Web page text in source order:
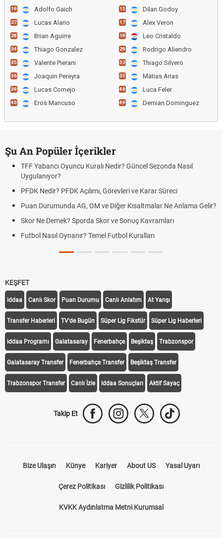
19 Adolfo Gaich
27 Lucas Alario
28 Brian Aguirre
34 Thiago Gonzalez
35 Valente Pierani
36 Joaquin Pereyra
39 Lucas Cornejo
40 Eros Mancuso
15 Dilan Godoy
17 Alex Veron
19 Leo Cristaldo
29 Rodrigo Aliendro
32 Thiago Silvero
35 Matias Arias
48 Luca Feler
49 Demian Dominguez
Şu An Popüler İçerikler
TFF Yabancı Oyuncu Kuralı Nedir? Güncel Sezonda Nasıl
Uygulanıyor?
PFDK Nedir? PFDK Açılımı, Görevleri ve Karar Süreci
Puan Durumunda AG, OM ve Diğer Kısaltmalar Ne Anlama Gelir?
Skor Ne Demek? Sporda Skor ve Sonuç Kavramları
Futbol Nasıl Oynanır? Temel Futbol Kuralları
KEŞFET
iddaa Canlı Skor Puan Durumu Canlı Anlatım At Yarışı
Transfer Haberleri TV'de Bugün Süper Lig Fikstür Süper Lig Haberleri
iddaa Programı Galatasaray Fenerbahçe Beşiktaş Trabzonspor
Galatasaray Transfer Fenerbahçe Transfer Beşiktaş Transfer
Trabzonspor Transfer Canlı İzle iddaa Sonuçları Aktif Sayaç
Takip Et
Bize Ulaşın Künye Kariyer About US Yasal Uyarı
Çerez Politikası Gizlilik Politikası
KVKK Aydınlatma Metni Kurumsal